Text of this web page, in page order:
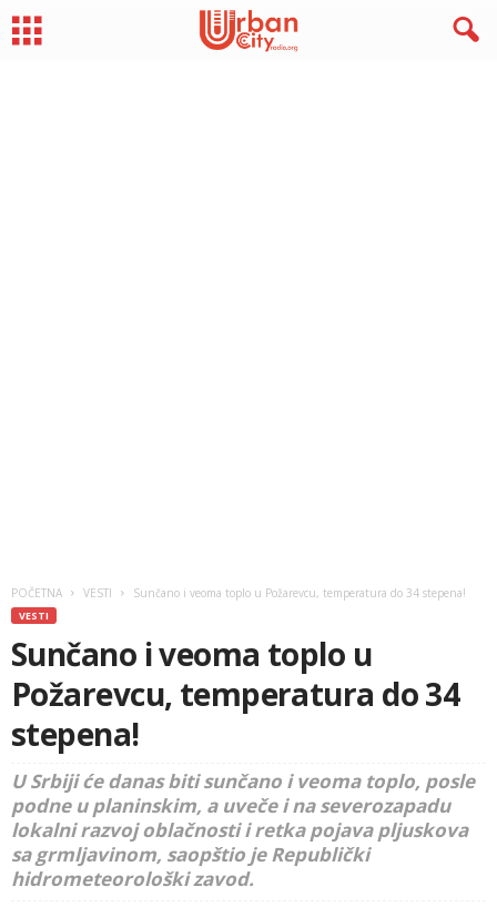
POČETNA VESTI Sunčano i veoma toplo u Požarevcu, temperatura do 34 stepena!
VESTI
Sunčano i veoma toplo u
Požarevcu, temperatura do 34
stepena!
U Srbiji će danas biti sunčano i veoma toplo, posle
podne u planinskim, a uveče i na severozapadu
lokalni razvoj oblačnosti i retka pojava pljuskova
sa grmljavinom, saopštio je Republički
hidrometeorološki zavod.